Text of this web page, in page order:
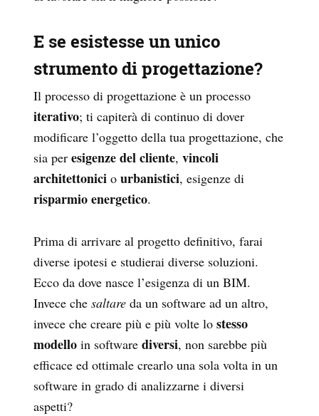
E se esistesse un unico
strumento di progettazione?
Il processo di progettazione è un processo
iterativo; ti capiterà di continuo di dover
modificare l’oggetto della tua progettazione, che
sia per esigenze del cliente, vincoli
architettonici o urbanistici, esigenze di
risparmio energetico.
Prima di arrivare al progetto definitivo, farai
diverse ipotesi e studierai diverse soluzioni.
Ecco da dove nasce l’esigenza di un BIM.
Invece che saltare da un software ad un altro,
invece che creare più e più volte lo stesso
modello in software diversi, non sarebbe più
efficace ed ottimale crearlo una sola volta in un
software in grado di analizzarne i diversi
aspetti?